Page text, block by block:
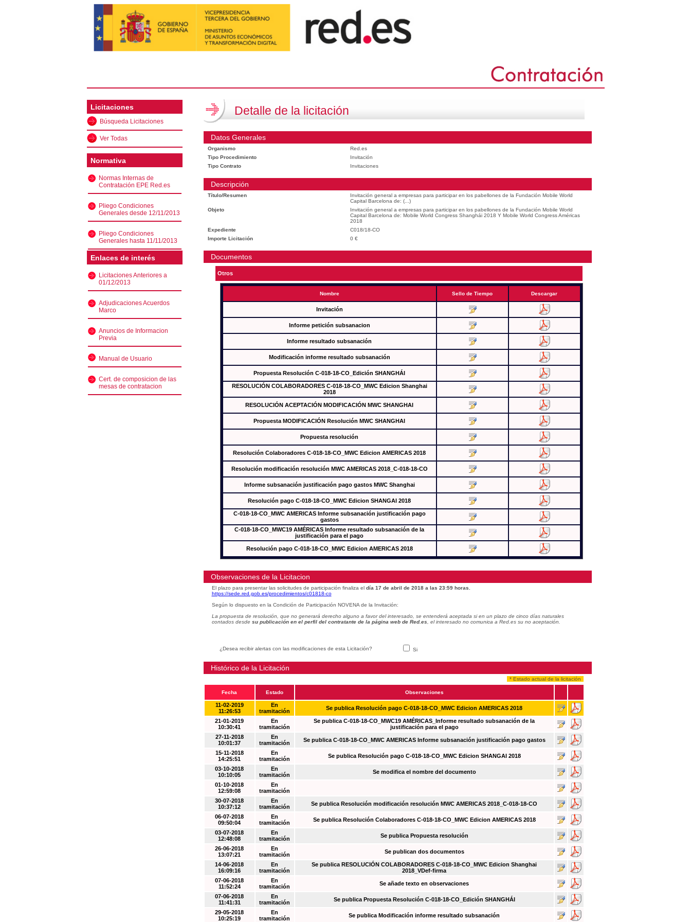
Licitaciones
Búsqueda Licitaciones
Ver Todas
Normativa
Normas Internas de
Contratación EPE Red.es
Pliego Condiciones
Generales desde 12/11/2013
Pliego Condiciones
Generales hasta 11/11/2013
Enlaces de interés
Licitaciones Anteriores a
01/12/2013
Adjudicaciones Acuerdos
Marco
Anuncios de Informacion
Previa
Manual de Usuario
Cert. de composicion de las
mesas de contratacion
Detalle de la licitación
Datos Generales
Organismo
Red.es
Tipo Procedimiento
Invitación
Tipo Contrato
Invitaciones
Descripción
Título/Resumen
Invitación general a empresas para participar en los pabellones de la Fundación Mobile World
Capital Barcelona de: (...)
Objeto
Invitación general a empresas para participar en los pabellones de la Fundación Mobile World
Capital Barcelona de: Mobile World Congress Shanghái 2018 Y Mobile World Congress Américas
2018
Expediente
C018/18-CO
Importe Licitación
0 €
Documentos
Otros
Nombre Sello de Tiempo Descargar
Invitación
Informe petición subsanacion
Informe resultado subsanación
Modificación informe resultado subsanación
Propuesta Resolución C-018-18-CO_Edición SHANGHÁI
RESOLUCIÓN COLABORADORES C-018-18-CO_MWC Edicion Shanghai
2018
RESOLUCIÓN ACEPTACIÓN MODIFICACIÓN MWC SHANGHAI
Propuesta MODIFICACIÓN Resolución MWC SHANGHAI
Propuesta resolución
Resolución Colaboradores C-018-18-CO_MWC Edicion AMERICAS 2018
Resolución modificación resolución MWC AMERICAS 2018_C-018-18-CO
Informe subsanación justificación pago gastos MWC Shanghai
Resolución pago C-018-18-CO_MWC Edicion SHANGAI 2018
C-018-18-CO_MWC AMERICAS Informe subsanación justificación pago
gastos
C-018-18-CO_MWC19 AMÉRICAS Informe resultado subsanación de la
justificación para el pago
Resolución pago C-018-18-CO_MWC Edicion AMERICAS 2018
Observaciones de la Licitacion
El plazo para presentar las solicitudes de participación finaliza el día 17 de abril de 2018 a las 23:59 horas.
https://sede.red.gob.es/procedimientos/c01818-co
Según lo dispuesto en la Condición de Participación NOVENA de la Invitación:
La propuesta de resolución, que no generará derecho alguno a favor del interesado, se entenderá aceptada si en un plazo de cinco días naturales
contados desde su publicación en el perfil del contratante de la página web de Red.es , el interesado no comunica a Red.es su no aceptación.
¿Desea recibir alertas con las modificaciones de esta Licitación? Si
Histórico de la Licitación
* Estado actual de la licitación
Fecha Estado Observaciones
11-02-2019
11:26:53
En
tramitación
Se publica Resolución pago C-018-18-CO_MWC Edicion AMERICAS 2018
21-01-2019
10:30:41
En
tramitación
Se publica C-018-18-CO_MWC19 AMÉRICAS_Informe resultado subsanación de la
justificación para el pago
27-11-2018
10:01:37
En
tramitación
Se publica C-018-18-CO_MWC AMERICAS Informe subsanación justificación pago gastos
15-11-2018
14:25:51
En
tramitación
Se publica Resolución pago C-018-18-CO_MWC Edicion SHANGAI 2018
03-10-2018
10:10:05
En
tramitación
Se modifica el nombre del documento
01-10-2018
12:59:08
En
tramitación
30-07-2018
10:37:12
En
tramitación
Se publica Resolución modificación resolución MWC AMERICAS 2018_C-018-18-CO
06-07-2018
09:50:04
En
tramitación
Se publica Resolución Colaboradores C-018-18-CO_MWC Edicion AMERICAS 2018
03-07-2018
12:48:08
En
tramitación
Se publica Propuesta resolución
26-06-2018
13:07:21
En
tramitación
Se publican dos documentos
14-06-2018
16:09:16
En
tramitación
Se publica RESOLUCIÓN COLABORADORES C-018-18-CO_MWC Edicion Shanghai
2018_VDef-firma
07-06-2018
11:52:24
En
tramitación
Se añade texto en observaciones
07-06-2018
11:41:31
En
tramitación
Se publica Propuesta Resolución C-018-18-CO_Edición SHANGHÁI
29-05-2018
10:25:19
En
tramitación
Se publica Modificación informe resultado subsanación